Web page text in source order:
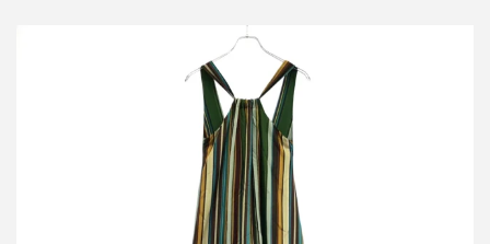
キャバン 24SS シルクマルチプリント バックオープンロングワン
ピース 39-06-41-06005